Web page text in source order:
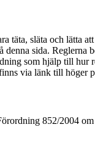
täta, släta och lätta
sida. Reglerna
som hjälp till
via länk till höger
852/2004